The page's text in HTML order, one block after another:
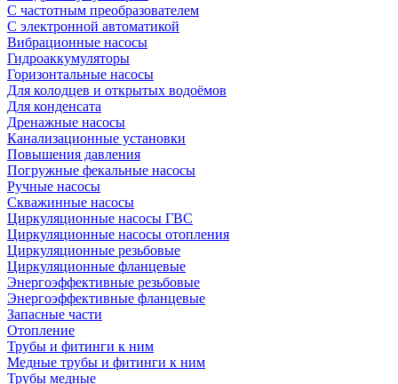
С частотным преобразователем
С электронной автоматикой
Вибрационные насосы
Гидроаккумуляторы
Горизонтальные насосы
Для колодцев и открытых водоёмов
Для конденсата
Дренажные насосы
Канализационные установки
Повышения давления
Погружные фекальные насосы
Ручные насосы
Скважинные насосы
Циркуляционные насосы ГВС
Циркуляционные насосы отопления
Циркуляционные резьбовые
Циркуляционные фланцевые
Энергоэффективные резьбовые
Энергоэффективные фланцевые
Запасные части
Отопление
Трубы и фитинги к ним
Медные трубы и фитинги к ним
Трубы медные